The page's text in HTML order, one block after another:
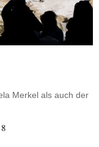
Merkel als auch der